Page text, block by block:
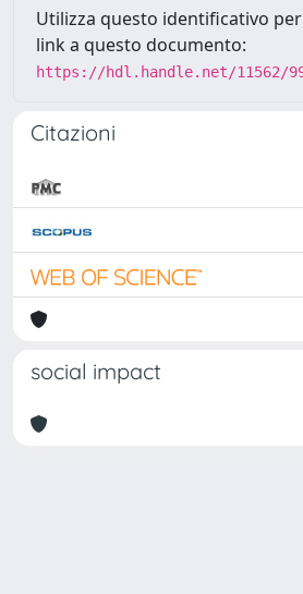
Utilizza questo identificativo
link a questo documento:
https://hdl.handle.net/11562/
Citazioni
social impact